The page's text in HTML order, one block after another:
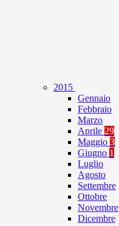
2015
Gennaio
Febbraio
Marzo
Aprile 29
Maggio 3
Giugno 1
Luglio
Agosto
Settembre
Ottobre
Novembre
Dicembre